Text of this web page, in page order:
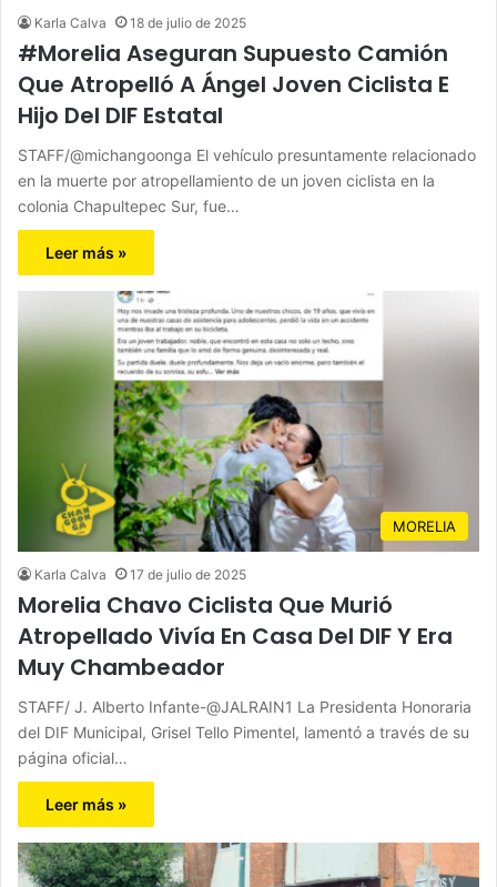
Karla Calva 18 de julio de 2025
#Morelia Aseguran Supuesto Camión
Que Atropelló A Ángel Joven Ciclista E
Hijo Del DIF Estatal
STAFF/@michangoonga El vehículo presuntamente relacionado
en la muerte por atropellamiento de un joven ciclista en la
colonia Chapultepec Sur, fue…
Leer más »
MORELIA
Karla Calva 17 de julio de 2025
Morelia Chavo Ciclista Que Murió
Atropellado Vivía En Casa Del DIF Y Era
Muy Chambeador
STAFF/ J. Alberto Infante-@JALRAIN1 La Presidenta Honoraria
del DIF Municipal, Grisel Tello Pimentel, lamentó a través de su
página oficial…
Leer más »